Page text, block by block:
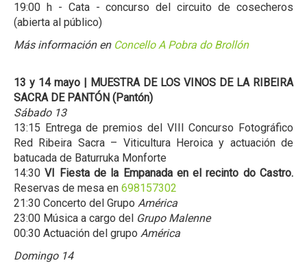
19:00 h - Cata - concurso del circuito de cosecheros
(abierta al público)
Más información en Concello A Pobra do Brollón
13 y 14 mayo | MUESTRA DE LOS VINOS DE LA RIBEIRA
SACRA DE PANTÓN (Pantón)
Sábado 13
13:15 Entrega de premios del VIII Concurso Fotográfico
Red Ribeira Sacra – Viticultura Heroica y actuación de
batucada de Baturruka Monforte
14:30VI Fiesta de la Empanada en el recinto do Castro.
Reservas de mesa en 698157302
21:30 Concerto del Grupo América
23:00 Música a cargo del Grupo Malenne
00:30 Actuación del grupo América
Domingo 14